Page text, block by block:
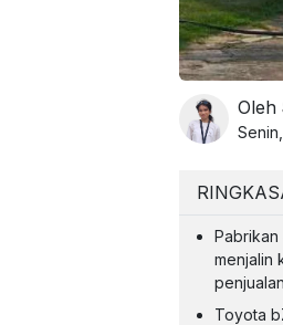
Oleh
menjalin
Toyota